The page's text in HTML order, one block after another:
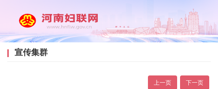
宣传集群
上一页 下一页